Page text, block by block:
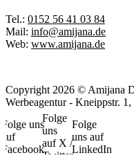
Tel.: 0152 56 41 03 84
Mail: info@amijana.de
Web: www.amijana.de
Copyright 2026 © Amijana
Werbeagentur - Kneippstr.
Folge uns
auf
Facebook
Folge
uns
auf X /
Twitter
Folge
uns auf
LinkedIn